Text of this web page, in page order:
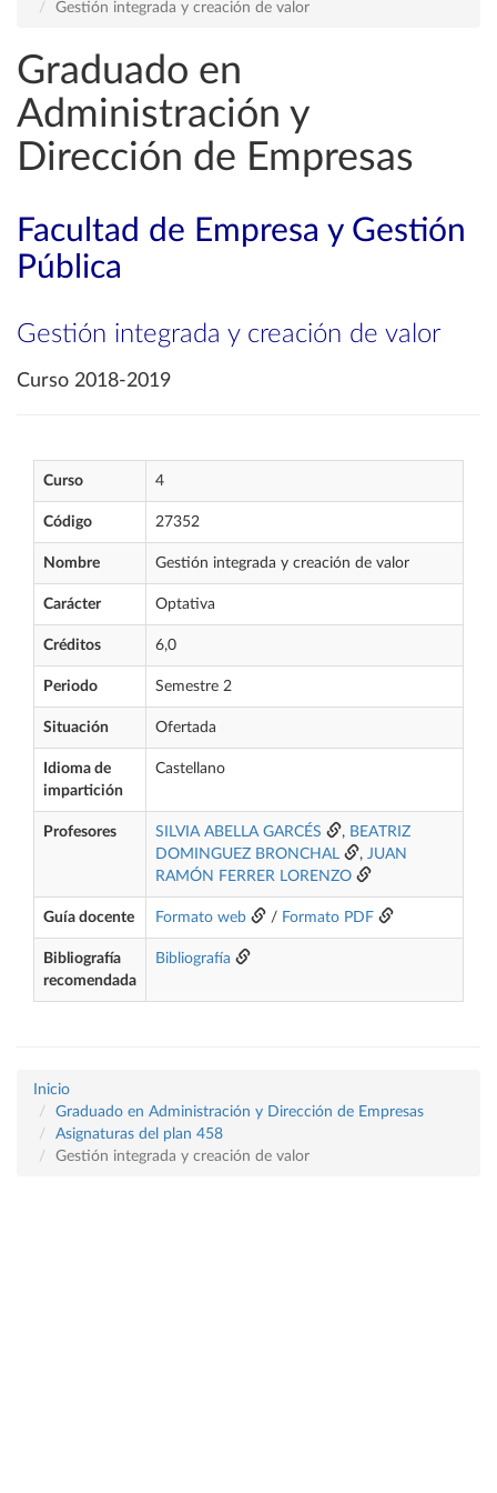
Gestión integrada y creación de valor
Graduado en
Administración y
Dirección de Empresas
Facultad de Empresa y Gestión
Pública
Gestión integrada y creación de valor
Curso 2018-2019
Curso 4
Código 27352
Nombre Gestión integrada y creación de valor
Carácter Optativa
Créditos 6,0
Periodo Semestre 2
Situación Ofertada
Idioma de
impartición
Castellano
Profesores SILVIA ABELLA GARCÉS , BEATRIZ
DOMINGUEZ BRONCHAL
, JUAN
RAMÓN FERRER LORENZO
Guía docente Formato web / Formato PDF
Bibliografía
recomendada
Bibliografía
Inicio
Graduado en Administración y Dirección de Empresas
Asignaturas del plan 458
Gestión integrada y creación de valor